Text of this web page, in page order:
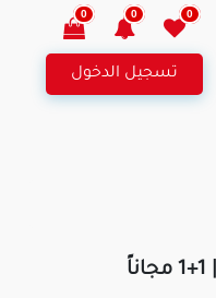
0
0
0
تسجيل الدخول